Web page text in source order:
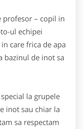
– copil in
ul echipei
care frica de apa
bazinul de inot sa
la grupele
inot sau chiar la
sa respectam